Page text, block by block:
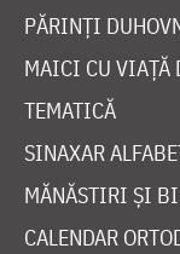
PĂRINȚI
MAICI CU VIAȚĂ
TEMATICĂ
SINAXAR
MĂNĂSTIRI ȘI
CALENDAR